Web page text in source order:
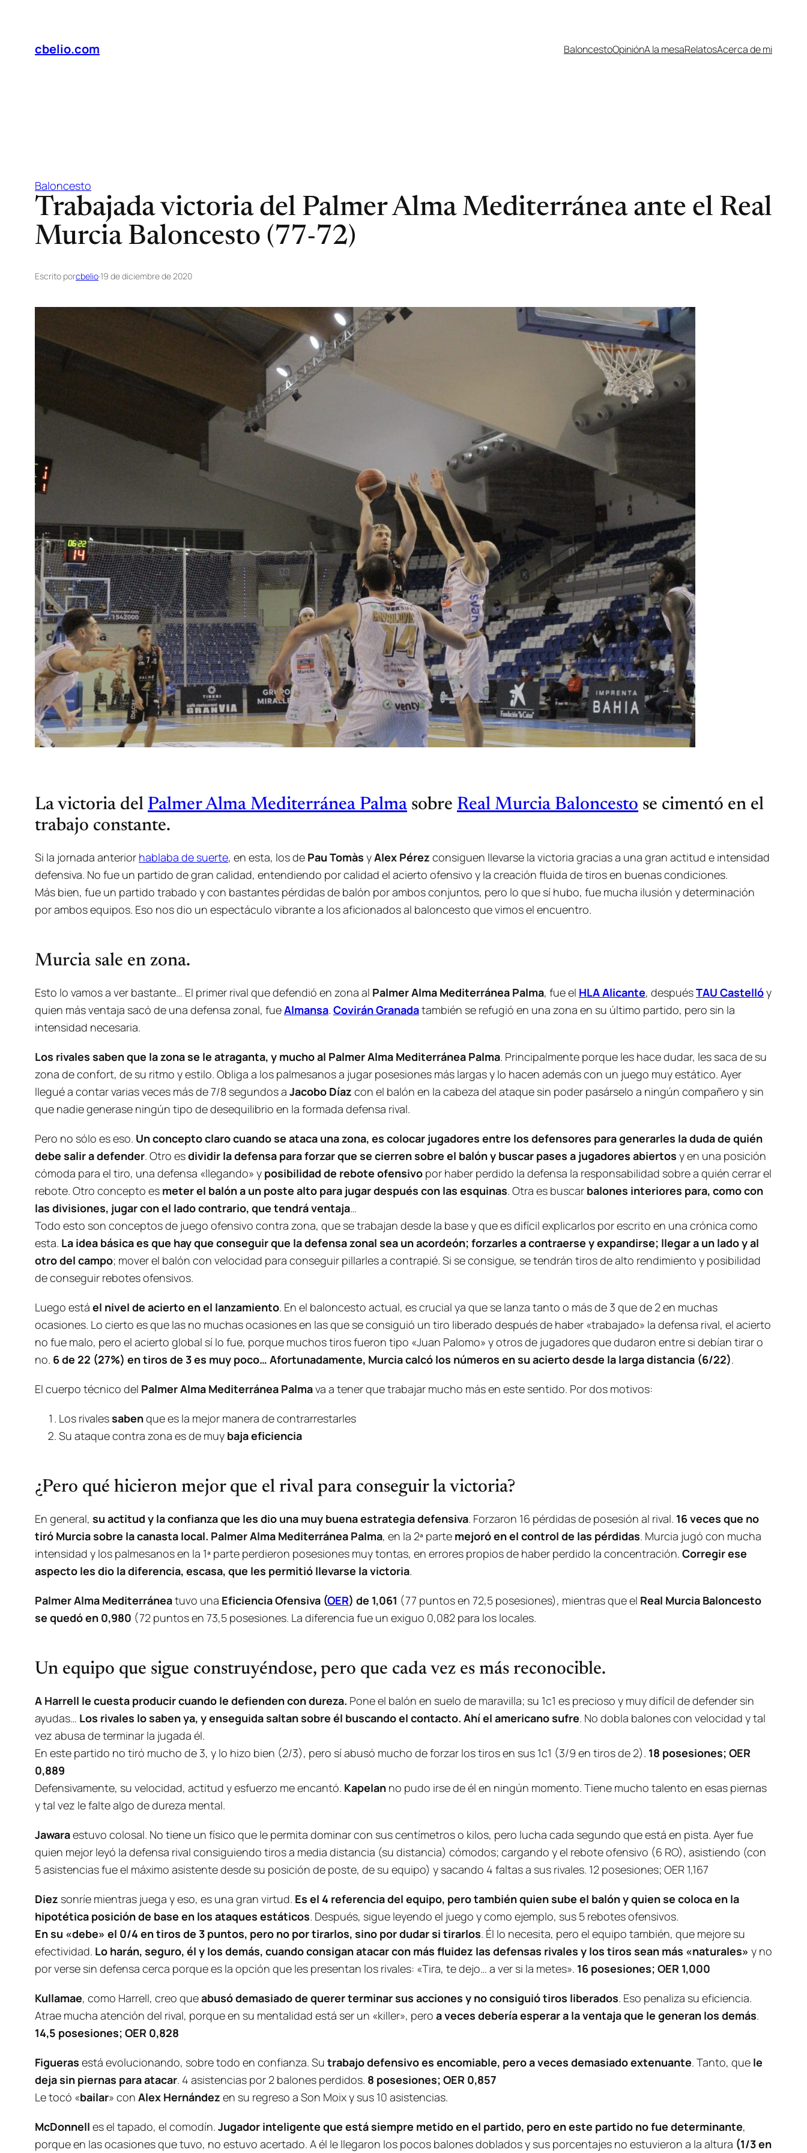
contenidocbelio.com BaloncestoOpiniónA la mesaRelatosAcerca de mi
Baloncesto
Trabajada victoria del Palmer Alma Mediterránea ante el Real
Murcia Baloncesto (77-72)
Escrito porcbelio·19 de diciembre de 2020
La victoria del Palmer Alma Mediterránea Palma sobre Real Murcia Baloncesto se cimentó en el
trabajo constante.
Si la jornada anterior hablaba de suerte, en esta, los de Pau Tomàs yAlex Pérez consiguen llevarse la victoria gracias a una gran actitud e intensidad
defensiva. No fue un partido de gran calidad, entendiendo por calidad el acierto ofensivo y la creación fluida de tiros en buenas condiciones.
Más bien, fue un partido trabado y con bastantes pérdidas de balón por ambos conjuntos, pero lo que sí hubo, fue mucha ilusión y determinación
por ambos equipos. Eso nos dio un espectáculo vibrante a los aficionados al baloncesto que vimos el encuentro.
Murcia sale en zona.
Esto lo vamos a ver bastante… El primer rival que defendió en zona al Palmer Alma Mediterránea Palma, fue el HLA Alicante, despuésTAU Castellóy
quien más ventaja sacó de una defensa zonal, fueAlmansa. Covirán Granadatambién se refugió en una zona en su último partido, pero sin la
intensidad necesaria.
Los rivales saben que la zona se le atraganta, y mucho al Palmer Alma Mediterránea Palma. Principalmente porque les hace dudar, les saca de su
zona de confort, de su ritmo y estilo. Obliga a los palmesanos a jugar posesiones más largas y lo hacen además con un juego muy estático. Ayer
llegué a contar varias veces más de 7/8 segundos a Jacobo Díaz con el balón en la cabeza del ataque sin poder pasárselo a ningún compañero y sin
que nadie generase ningún tipo de desequilibrio en la formada defensa rival.
Pero no sólo es eso. Un concepto claro cuando se ataca una zona, es colocar jugadores entre los defensores para generarles la duda de quién
debe salir a defender. Otro esdividir la defensa para forzar que se cierren sobre el balón y buscar pases a jugadores abiertos y en una posición
cómoda para el tiro, una defensa «llegando» y posibilidad de rebote ofensivo por haber perdido la defensa la responsabilidad sobre a quién cerrar el
rebote. Otro concepto es meter el balón a un poste alto para jugar después con las esquinas. Otra es buscar balones interiores para, como con
las divisiones, jugar con el lado contrario, que tendrá ventaja…
Todo esto son conceptos de juego ofensivo contra zona, que se trabajan desde la base y que es difícil explicarlos por escrito en una crónica como
esta. La idea básica es que hay que conseguir que la defensa zonal sea un acordeón; forzarles a contraerse y expandirse; llegar a un lado y al
otro del campo; mover el balón con velocidad para conseguir pillarles a contrapié. Si se consigue, se tendrán tiros de alto rendimiento y posibilidad
de conseguir rebotes ofensivos.
Luego está el nivel de acierto en el lanzamiento. En el baloncesto actual, es crucial ya que se lanza tanto o más de 3 que de 2 en muchas
ocasiones. Lo cierto es que las no muchas ocasiones en las que se consiguió un tiro liberado después de haber «trabajado» la defensa rival, el acierto
no fue malo, pero el acierto global sí lo fue, porque muchos tiros fueron tipo «Juan Palomo» y otros de jugadores que dudaron entre si debían tirar o
no. 6 de 22 (27%) en tiros de 3 es muy poco… Afortunadamente, Murcia calcó los números en su acierto desde la larga distancia (6/22).
El cuerpo técnico del Palmer Alma Mediterránea Palmava a tener que trabajar mucho más en este sentido. Por dos motivos:
Los rivalessabenque es la mejor manera de contrarrestarles
Su ataque contra zona es de muy baja eficiencia
¿Pero qué hicieron mejor que el rival para conseguir la victoria?
En general, su actitud y la confianza que les dio una muy buena estrategia defensiva. Forzaron 16 pérdidas de posesión al rival. 16 veces que no
tiró Murcia sobre la canasta local. Palmer Alma Mediterránea Palma, en la 2ª parte mejoró en el control de las pérdidas. Murcia jugó con mucha
intensidad y los palmesanos en la 1ª parte perdieron posesiones muy tontas, en errores propios de haber perdido la concentración. Corregir ese
aspecto les dio la diferencia, escasa, que les permitió llevarse la victoria.
Palmer Alma Mediterráneatuvo una Eficiencia Ofensiva (OER) de 1,061 (77 puntos en 72,5 posesiones), mientras que el Real Murcia Baloncesto
se quedó en 0,980 (72 puntos en 73,5 posesiones. La diferencia fue un exiguo 0,082 para los locales.
Un equipo que sigue construyéndose, pero que cada vez es más reconocible.
A Harrell le cuesta producir cuando le defienden con dureza. Pone el balón en suelo de maravilla; su 1c1 es precioso y muy difícil de defender sin
ayudas… Los rivales lo saben ya, y enseguida saltan sobre él buscando el contacto. Ahí el americano sufre. No dobla balones con velocidad y tal
vez abusa de terminar la jugada él.
En este partido no tiró mucho de 3, y lo hizo bien (2/3), pero sí abusó mucho de forzar los tiros en sus 1c1 (3/9 en tiros de 2). 18 posesiones; OER
0,889
Defensivamente, su velocidad, actitud y esfuerzo me encantó. Kapelan no pudo irse de él en ningún momento. Tiene mucho talento en esas piernas
y tal vez le falte algo de dureza mental.
Jawaraestuvo colosal. No tiene un físico que le permita dominar con sus centímetros o kilos, pero lucha cada segundo que está en pista. Ayer fue
quien mejor leyó la defensa rival consiguiendo tiros a media distancia (su distancia) cómodos; cargando y el rebote ofensivo (6 RO), asistiendo (con
5 asistencias fue el máximo asistente desde su posición de poste, de su equipo) y sacando 4 faltas a sus rivales. 12 posesiones; OER 1,167
Diez sonríe mientras juega y eso, es una gran virtud. Es el 4 referencia del equipo, pero también quien sube el balón y quien se coloca en la
hipotética posición de base en los ataques estáticos. Después, sigue leyendo el juego y como ejemplo, sus 5 rebotes ofensivos.
En su «debe» el 0/4 en tiros de 3 puntos, pero no por tirarlos, sino por dudar si tirarlos. Él lo necesita, pero el equipo también, que mejore su
efectividad. Lo harán, seguro, él y los demás, cuando consigan atacar con más fluidez las defensas rivales y los tiros sean más «naturales» y no
por verse sin defensa cerca porque es la opción que les presentan los rivales: «Tira, te dejo… a ver si la metes». 16 posesiones; OER 1,000
Kullamae, como Harrell, creo queabusó demasiado de querer terminar sus acciones y no consiguió tiros liberados. Eso penaliza su eficiencia.
Atrae mucha atención del rival, porque en su mentalidad está ser un «killer», pero a veces debería esperar a la ventaja que le generan los demás.
14,5 posesiones; OER 0,828
Figueras está evolucionando, sobre todo en confianza. Su trabajo defensivo es encomiable, pero a veces demasiado extenuante. Tanto, que le
deja sin piernas para atacar. 4 asistencias por 2 balones perdidos. 8 posesiones; OER 0,857
Le tocó «bailar» con Alex Hernández en su regreso a Son Moix y sus 10 asistencias.
McDonnell es el tapado, el comodín. Jugador inteligente que está siempre metido en el partido, pero en este partido no fue determinante,
porque en las ocasiones que tuvo, no estuvo acertado. A él le llegaron los pocos balones doblados y sus porcentajes no estuvieron a la altura (1/3 en